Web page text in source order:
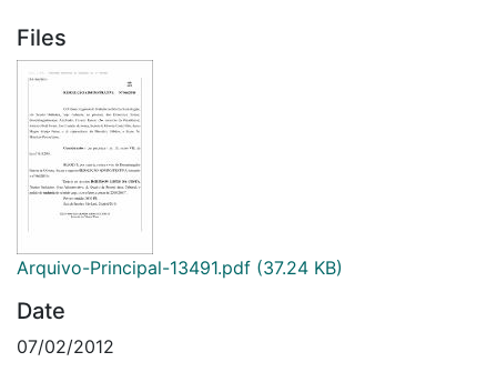
Files
Arquivo-Principal-13491.pdf (37.24 KB)
Date
07/02/2012